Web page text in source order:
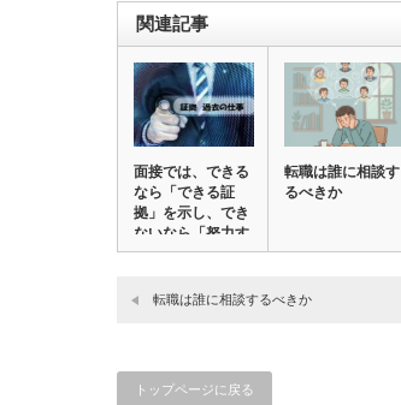
関連記事
面接では、できる
なら「できる証
拠」を示し、でき
ないなら「努力す
る…
転職は誰に相談す
るべきか
転職は誰に相談するべきか
トップページに戻る